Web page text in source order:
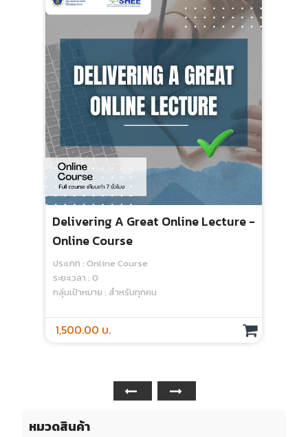
หมวดสินค้า
Delivering A Great Online Lecture -
Online Course
ประเภท : Online Course
ระยะเวลา : 0
กลุ่มเป้าหมาย : สำหรับทุกคน
1,500.00 บ.